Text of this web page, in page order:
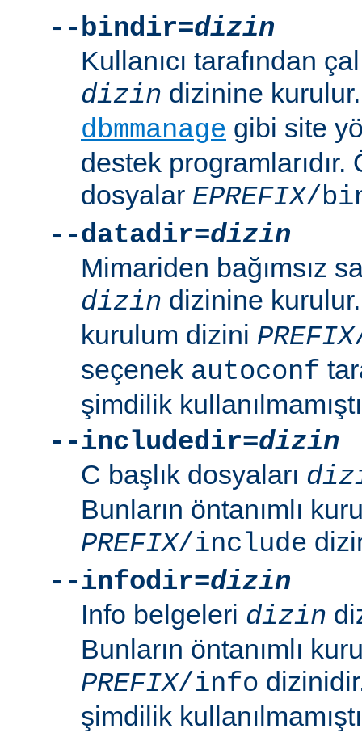
--bindir=dizin
Kullanıcı tarafından
dizin dizinine
dbmmanage gibi site
destek programlarıdır.
dosyalar EPREFIX/
--datadir=dizin
Mimariden bağımsız
dizin dizinine kurulur.
kurulum dizini PREFIX
seçenek autoconf
şimdilik
--includedir=dizin
C başlık dosyaları
Bunların öntanımlı
PREFIX/include
--infodir=dizin
Info belgeleri dizin
Bunların öntanımlı
PREFIX/info
şimdilik